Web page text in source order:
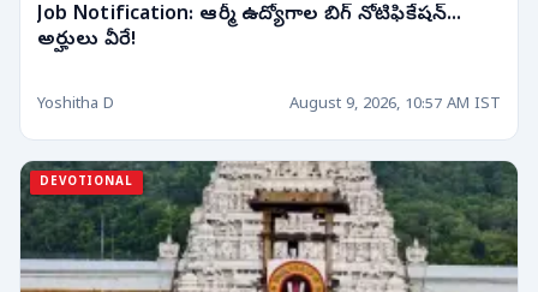
Job Notification: ఆర్మీ ఉద్యోగాల బిగ్ నోటిఫికేషన్...
అర్హులు వీరే!
Yoshitha D August 9, 2026, 10:57 AM IST
DEVOTIONAL